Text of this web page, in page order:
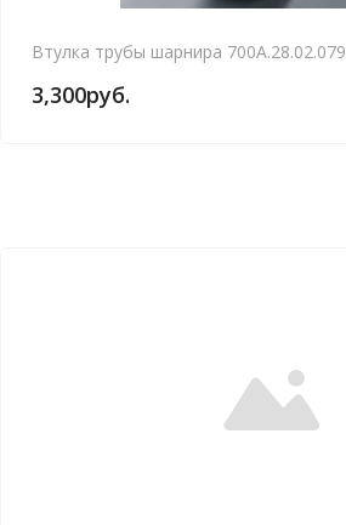
Втулка трубы шарнира 700А.28.02.079
3,300руб.